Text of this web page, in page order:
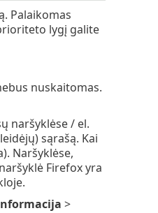
Palaikomas
lygį galite
nuskaitomas.
naršyklėse / el.
sąrašą. Kai
Naršyklėse,
Firefox yra
>